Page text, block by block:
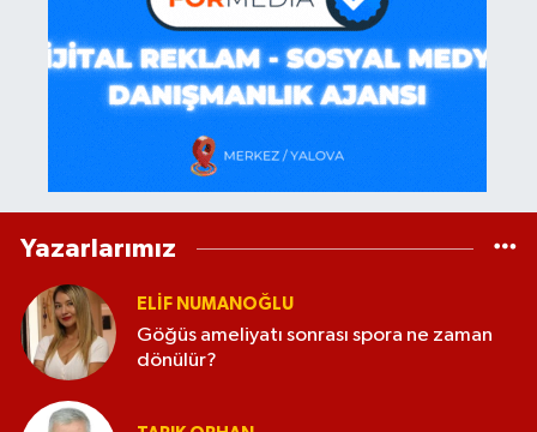
Yazarlarımız
ELİF NUMANOĞLU
Göğüs ameliyatı sonrası spora ne zaman
dönülür?